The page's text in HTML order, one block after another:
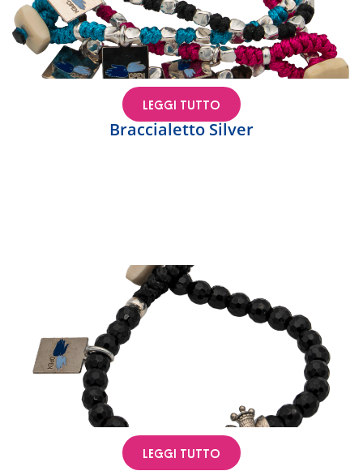
Braccialetto Silver
LEGGI TUTTO
LEGGI TUTTO